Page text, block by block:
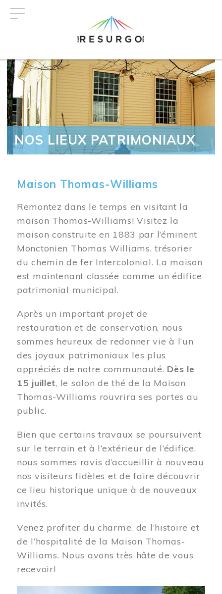
NOS LIEUX PATRIMONIAUX
Maison Thomas-Williams
Remontez dans le temps en visitant la
maison Thomas-Williams! Visitez la
maison construite en 1883 par l’éminent
Monctonien Thomas Williams, trésorier
du chemin de fer Intercolonial. La maison
est maintenant classée comme un édifice
patrimonial municipal.
Après un important projet de
restauration et de conservation, nous
sommes heureux de redonner vie à l’un
des joyaux patrimoniaux les plus
appréciés de notre communauté. Dès le
15 juillet, le salon de thé de la Maison
Thomas-Williams rouvrira ses portes au
public.
Bien que certains travaux se poursuivent
sur le terrain et à l’extérieur de l’édifice,
nous sommes ravis d’accueillir à nouveau
nos visiteurs fidèles et de faire découvrir
ce lieu historique unique à de nouveaux
invités.
Venez profiter du charme, de l’histoire et
de l’hospitalité de la Maison Thomas-
Williams. Nous avons très hâte de vous
recevoir!